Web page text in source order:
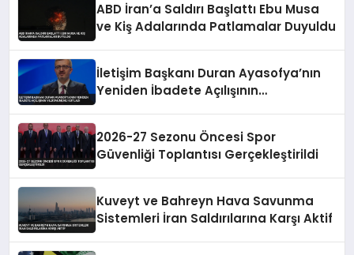
ABD İran’a Saldırı Başlattı Ebu Musa
ve Kiş Adalarında Patlamalar Duyuldu
İletişim Başkanı Duran Ayasofya’nın
Yeniden İbadete Açılışının
2026-27 Sezonu Öncesi Spor
Güvenliği Toplantısı Gerçekleştirildi
Kuveyt ve Bahreyn Hava Savunma
Sistemleri İran Saldırılarına Karşı Aktif